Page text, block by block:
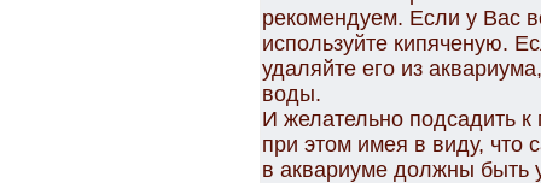
рекомендуем. Если у Вас
используйте кипяченую.
удаляйте его из
воды.
И желательно подсадить к
при этом имея в виду, что
в аквариуме должны быть